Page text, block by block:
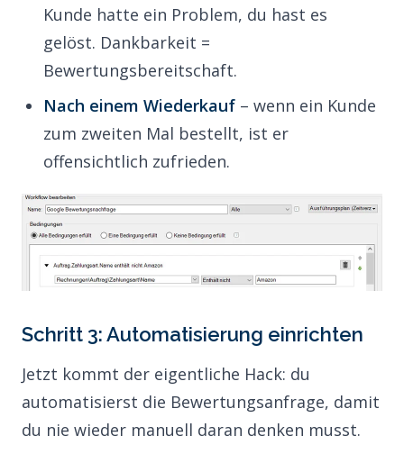
Kunde hatte ein Problem, du hast es
gelöst. Dankbarkeit =
Bewertungsbereitschaft.
Nach einem Wiederkauf – wenn ein Kunde
zum zweiten Mal bestellt, ist er
offensichtlich zufrieden.
Schritt 3: Automatisierung einrichten
Jetzt kommt der eigentliche Hack: du
automatisierst die Bewertungsanfrage, damit
du nie wieder manuell daran denken musst.